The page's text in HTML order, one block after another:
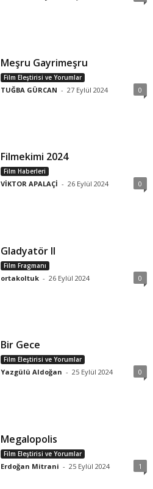
Meşru Gayrimeşru
Film Eleştirisi ve Yorumlar
TUĞBA GÜRCAN - 27 Eylül 2024 0
Filmekimi 2024
Film Haberleri
VİKTOR APALAÇİ - 26 Eylül 2024 0
Gladyatör II
Film Fragmanı
ortakoltuk - 26 Eylül 2024 0
Bir Gece
Film Eleştirisi ve Yorumlar
Yazgülü Aldoğan - 25 Eylül 2024 0
Megalopolis
Film Eleştirisi ve Yorumlar
Erdoğan Mitrani - 25 Eylül 2024 1